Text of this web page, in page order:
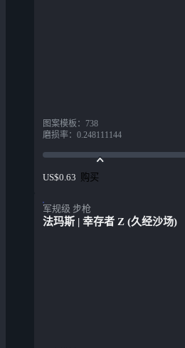
图案模板 ： 738
磨损率： 0.248111144
US$0.63 购买
军规级 步枪
法玛斯 | 幸存者 Z (久经沙场)